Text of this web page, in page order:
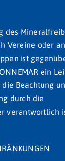
des
Vereine oder
ist
ein
Beachtung
durch die
verantwortlich